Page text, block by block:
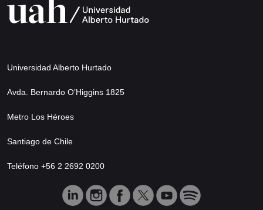
Universidad Alberto Hurtado
Avda. Bernardo O’Higgins 1825
Metro Los Héroes
Santiago de Chile
Teléfono +56 2 2692 0200